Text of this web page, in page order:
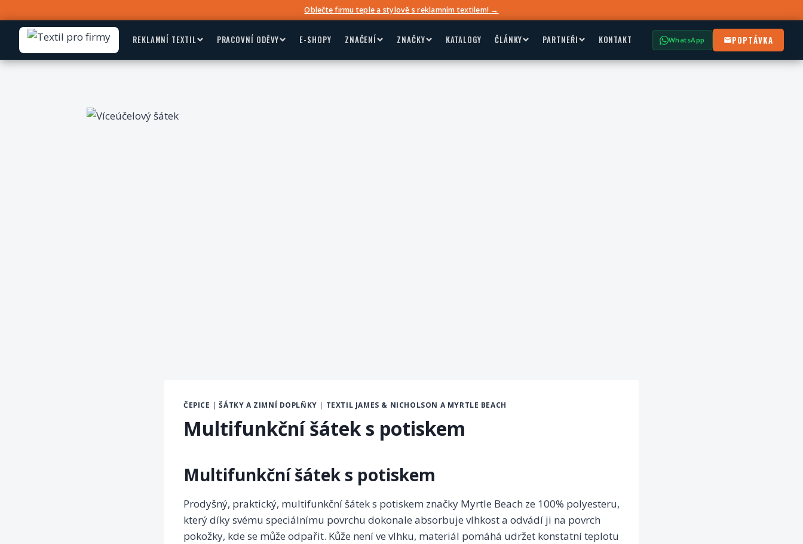
Oblečte firmu teple a stylově s reklamním textilem! →
REKLAMNÍ TEXTIL PRACOVNÍ ODĚVY E-SHOPY ZNAČENÍ ZNAČKY KATALOGY ČLÁNKY PARTNEŘI KONTAKT WhatsApp POPTÁVKA
ČEPICE |ŠÁTKY A ZIMNÍ DOPLŇKY | TEXTIL JAMES & NICHOLSON A MYRTLE BEACH
Multifunkční šátek s potiskem
Multifunkční šátek s potiskem
Prodyšný, praktický, multifunkční šátek s potiskem značky Myrtle Beach ze 100% polyesteru,
který díky svému speciálnímu povrchu dokonale absorbuje vlhkost a odvádí ji na povrch
pokožky, kde se může odpařit. Kůže není ve vlhku, materiál pomáhá udržet konstatní teplotu